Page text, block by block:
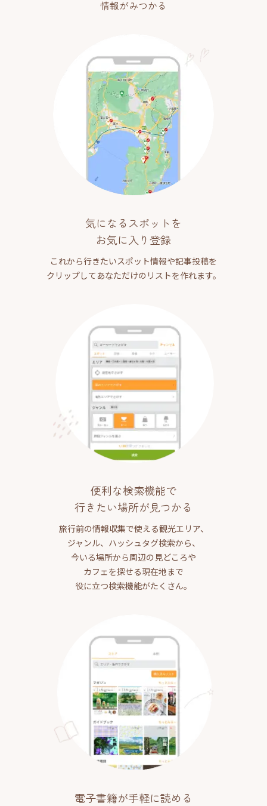
情報がみつかる
気になるスポットを
お気に入り登録
これから行きたいスポット情報や記事投稿を
クリップしてあなただけのリストを作れます。
便利な検索機能で
行きたい場所が見つかる
旅行前の情報収集で使える観光エリア、
ジャンル、ハッシュタグ検索から、
今いる場所から周辺の見どころや
カフェを探せる現在地まで
役に立つ検索機能がたくさん。
電子書籍が手軽に読める